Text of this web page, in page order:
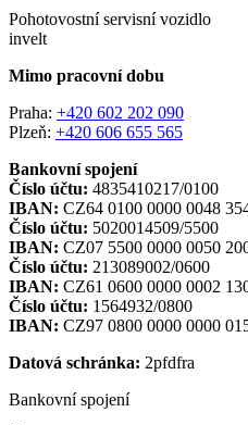
Pohotovostní servisní vozidlo
invelt
Mimo pracovní dobu
Praha: +420 602 202 090
Plzeň: +420 606 655 565
Bankovní spojení
Číslo účtu: 4835410217/0100
IBAN: CZ64 0100 0000 0048
Číslo účtu: 5020014509/5500
IBAN: CZ07 5500 0000 0050
Číslo účtu: 213089002/0600
IBAN: CZ61 0600 0000 0002
Číslo účtu: 1564932/0800
IBAN: CZ97 0800 0000 0000
Datová schránka: 2pfdfra
Bankovní spojení